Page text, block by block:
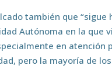
también que
Autónoma en la que
en atención
pero la mayoría de